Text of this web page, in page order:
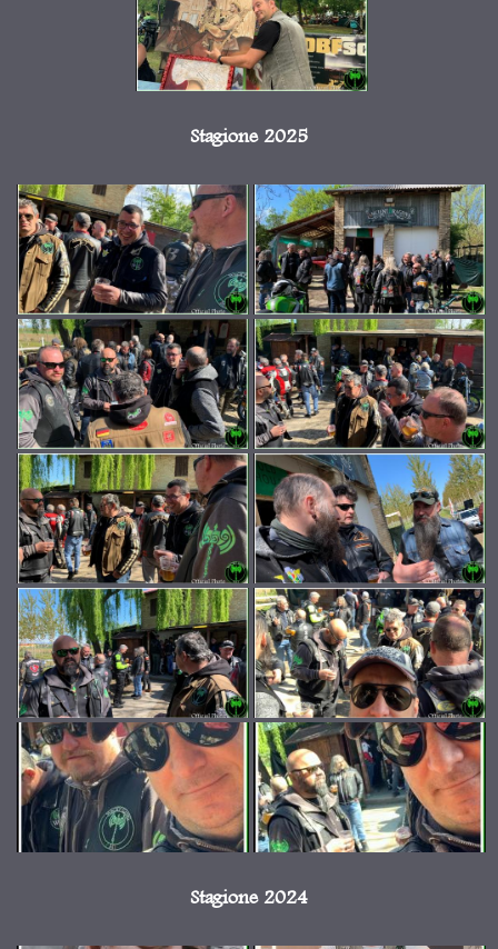
Stagione 2025
Stagione 2024